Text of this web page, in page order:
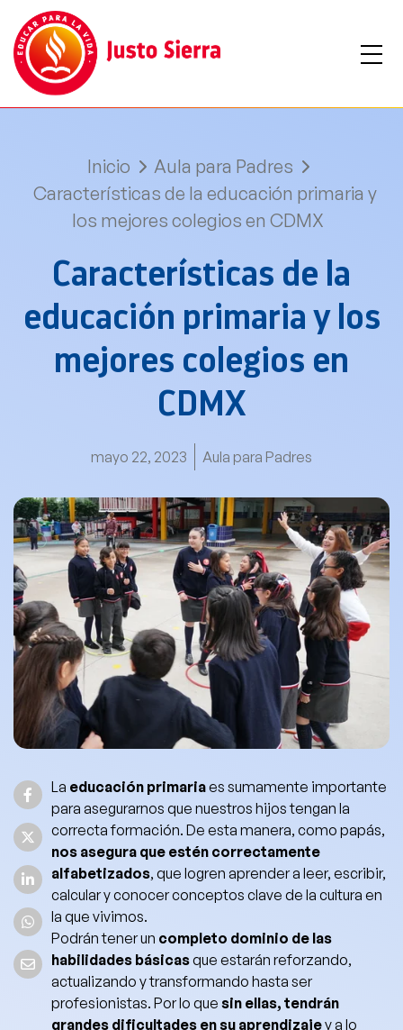
Inicio
Aula para Padres
Características de la educación primaria y
los mejores colegios en CDMX
Características de la
educación primaria y los
mejores colegios en
CDMX
mayo 22, 2023 Aula para Padres
La educación primariaes sumamente importante
para asegurarnos que nuestros hijos tengan la
correcta formación. De esta manera, como papás,
nos asegura que estén correctamente
alfabetizados, que logren aprender a leer, escribir,
calcular y conocer conceptos clave de la cultura en
la que vivimos.
Podrán tener un completo dominio de las
habilidades básicasque estarán reforzando,
actualizando y transformando hasta ser
profesionistas. Por lo que sin ellas, tendrán
grandes dificultades en su aprendizajey a lo